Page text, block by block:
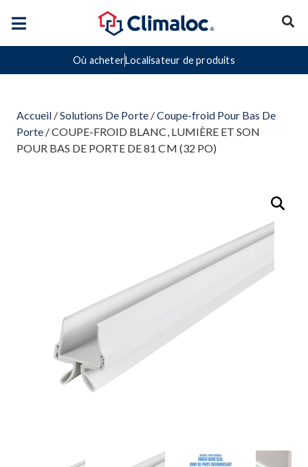
Où acheterLocalisateur de produits
Accueil /Solutions De Porte/Coupe-froid Pour Bas De
Porte / COUPE-FROID BLANC, LUMIÈRE ET SON
POUR BAS DE PORTE DE 81 CM (32 PO)